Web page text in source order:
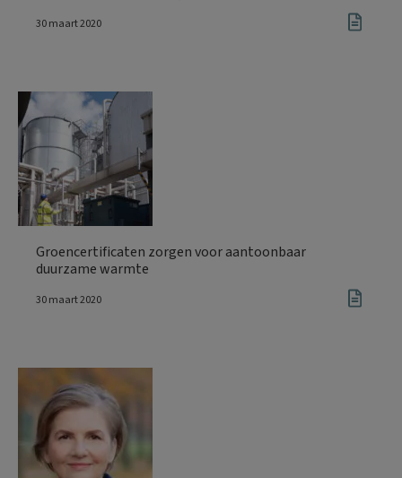
30 maart 2020
Groencertificaten zorgen voor aantoonbaar
duurzame warmte
30 maart 2020